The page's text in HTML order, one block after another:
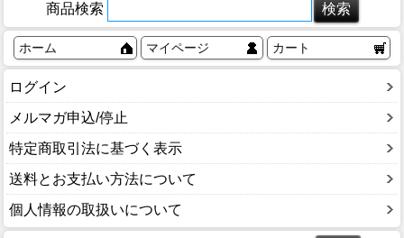
商品検索
ホーム マイページ カート
ログイン
メルマガ申込/停止
特定商取引法に基づく表示
送料とお支払い方法について
個人情報の取扱いについて